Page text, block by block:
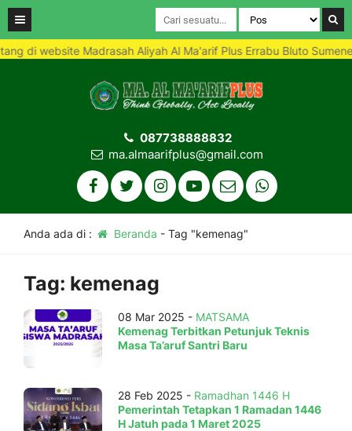
di website Madrasah Aliyah Al Ma'arif Plus Errabu Bluto
087738888832
ma.almaarifplus@gmail.com
Anda ada di : Beranda - Tag "kemenag"
Tag: kemenag
08 Mar 2025 - MATSAMA
Kemenag Terbitkan Petunjuk Teknis
Masa Ta’aruf Santri Baru
28 Feb 2025 - Ramadhan 1446 H
Pemerintah Tetapkan 1 Ramadan 1446
H Jatuh pada 1 Maret 2025